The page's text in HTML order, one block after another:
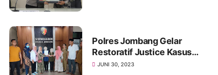
Polres Jombang Gelar
Restoratif Justice Kasus
Penganiayaan Teman
JUNI 30, 2023